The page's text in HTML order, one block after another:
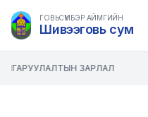
ГОВЬСҮМБЭР АЙМГИЙН
Шивээговь сум
ЗАРЛАЛ